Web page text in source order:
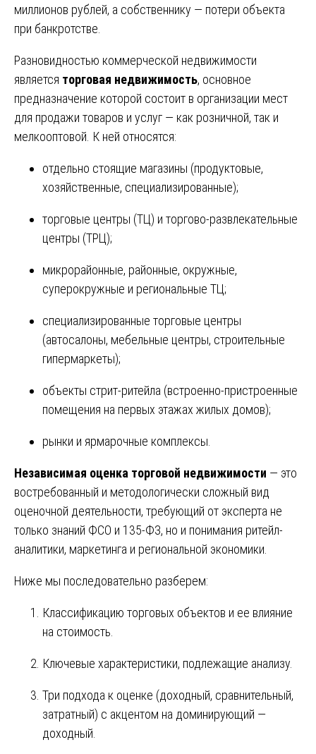
миллионов рублей, а собственнику — потери объекта
при банкротстве.
Разновидностью коммерческой недвижимости
является торговая недвижимость, основное
предназначение которой состоит в организации мест
для продажи товаров и услуг — как розничной, так и
мелкооптовой. К ней относятся:
отдельно стоящие магазины (продуктовые,
хозяйственные, специализированные);
торговые центры (ТЦ) и торгово-развлекательные
центры (ТРЦ);
микрорайонные, районные, окружные,
суперокружные и региональные ТЦ;
специализированные торговые центры
(автосалоны, мебельные центры, строительные
гипермаркеты);
объекты стрит-ритейла (встроенно-пристроенные
помещения на первых этажах жилых домов);
рынки и ярмарочные комплексы.
Независимая оценка торговой недвижимости — это
востребованный и методологически сложный вид
оценочной деятельности, требующий от эксперта не
только знаний ФСО и 135-ФЗ, но и понимания ритейл-
аналитики, маркетинга и региональной экономики.
Ниже мы последовательно разберем:
Классификацию торговых объектов и ее влияние
на стоимость.
Ключевые характеристики, подлежащие анализу.
Три подхода к оценке (доходный, сравнительный,
затратный) с акцентом на доминирующий —
доходный.